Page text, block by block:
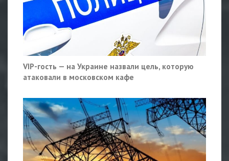
VIP-гость — на Украине назвали цель, которую
атаковали в московском кафе